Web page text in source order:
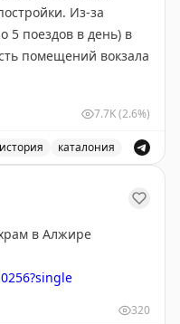
Из-за
5 поездов в день) в
помещений вокзала
7.7K(2.6%)
история каталония
в Алжире
320